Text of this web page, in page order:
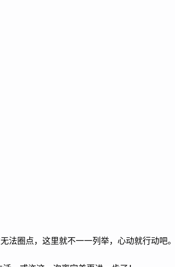
法圈点，这里就不一一列举，心动就行动吧。